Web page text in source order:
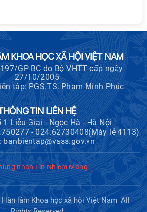
KHOA HỌC XÃ HỘI VIỆT NAM
GP-BC do Bộ VHTT cấp ngày
27/10/2005
tập: PGS.TS. Phạm Minh Phúc
TIN LIÊN HỆ
Liễu Giai - Ngọc Hà - Hà Nội
- 024.62730408(Máy lẻ 4113)
banbientap@vass.gov.vn
lâm Khoa học xã hội Việt Nam. All